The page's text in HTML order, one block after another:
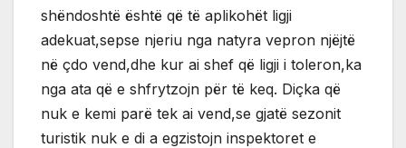
shëndoshtë është që të aplikohët ligji
adekuat,sepse njeriu nga natyra vepron njëjtë
në çdo vend,dhe kur ai shef që ligji i toleron,ka
nga ata që e shfrytzojn për të keq. Diçka që
nuk e kemi parë tek ai vend,se gjatë sezonit
turistik nuk e di a egzistojn inspektoret e